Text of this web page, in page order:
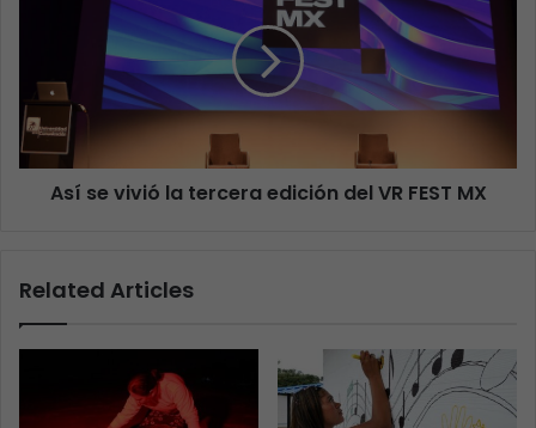
Así se vivió la tercera edición del VR FEST MX
Related Articles